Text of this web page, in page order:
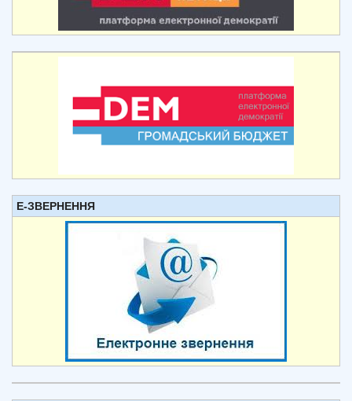
Е-ЗВЕРНЕННЯ